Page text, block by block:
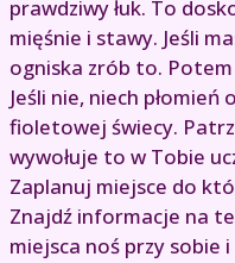
prawdziwy łuk. To
mięśnie i stawy. Jeśli
ogniska zrób to.
Jeśli nie, niech
fioletowej świecy.
wywołuje to w Tobie
Zaplanuj miejsce do
Znajdź informacje na
miejsca noś przy sobie